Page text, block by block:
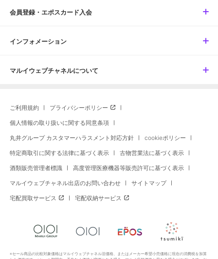
会員登録・エポスカード入会
インフォメーション
マルイウェブチャネルについて
ご利用規約 プライバシーポリシー
個人情報の取り扱いに関する同意条項
丸井グループ カスタマーハラスメント対応方針 cookieポリシー
特定商取引に関する法律に基づく表示 古物営業法に基づく表示
酒類販売管理者標識 高度管理医療機器等販売許可に基づく表示
マルイウェブチャネル出店のお問い合わせ サイトマップ
宅配買取サービス 宅配収納サービス
※セール商品の比較対象価格はマルイウェブチャネル旧価格、またはメーカー希望小売価格に現在の消費税を加算